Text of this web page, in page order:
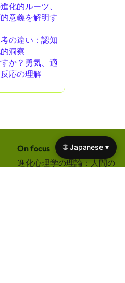
化的ルーツ、
意義を解明す
の違い：認知
洞察
か？勇気、適
応の理解
On focus
進化心理学の理論：人間の
🌐 Japanese ▾